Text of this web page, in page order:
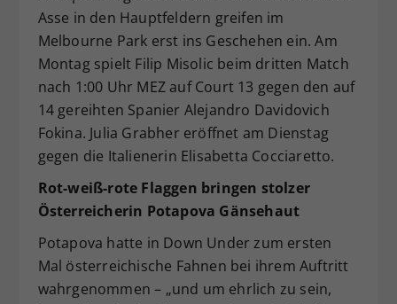
Asse in den Hauptfeldern greifen im
Melbourne Park erst ins Geschehen ein. Am
Montag spielt Filip Misolic beim dritten Match
nach 1:00 Uhr MEZ auf Court 13 gegen den auf
14 gereihten Spanier Alejandro Davidovich
Fokina. Julia Grabher eröffnet am Dienstag
gegen die Italienerin Elisabetta Cocciaretto.
Rot-weiß-rote Flaggen bringen stolzer
Österreicherin Potapova Gänsehaut
Potapova hatte in Down Under zum ersten
Mal österreichische Fahnen bei ihrem Auftritt
wahrgenommen – „und um ehrlich zu sein,